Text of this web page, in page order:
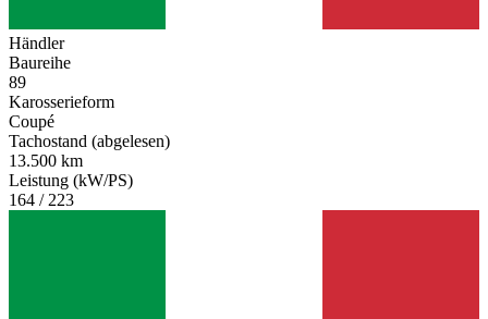
Händler
Baureihe
89
Karosserieform
Coupé
Tachostand (abgelesen)
13.500 km
Leistung (kW/PS)
164 / 223